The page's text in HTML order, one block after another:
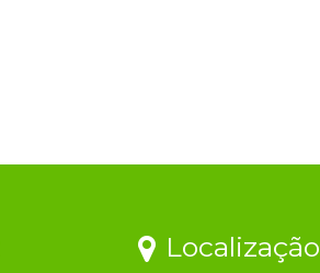
Localização